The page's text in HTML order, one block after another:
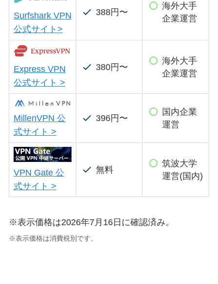
Surfshark VPN
公式サイト>
388円〜
海外大手
企業運営
Express VPN
公式サイト >
380円〜
海外大手
企業運営
MillenVPN 公
式サイト >
396円〜
国内企業
運営
VPN Gate 公
式サイト >
無料
筑波大学
運営(国内)
※表示価格は2026年7月16日に確認済み。
※表示価格は消費税別です。